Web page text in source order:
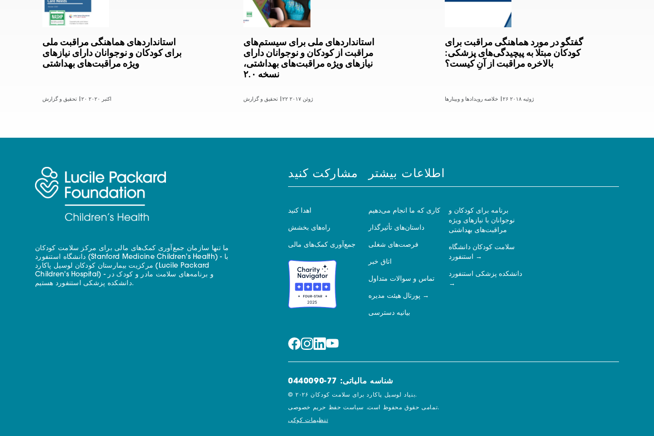
استانداردهای هماهنگی مراقبت ملی
برای کودکان و نوجوانان دارای نیازهای
ویژه مراقبت‌های بهداشتی
۲۰ اکتبر ۲۰۲۰
استانداردهای ملی برای سیستم‌های
مراقبت از کودکان و نوجوانان دارای
نیازهای ویژه مراقبت‌های بهداشتی،
نسخه ۲.۰
تحقیق و گزارش | ۲۲ ژوئن ۲۰۱۷
گفتگو در مورد هماهنگی مراقبت برای
کودکان مبتلا به پیچیدگی‌های پزشکی:
بالاخره مراقبت از آنِ کیست؟
۲۶ ژوئیه ۲۰۱۸
ما تنها سازمان جمع‌آوری کمک‌های مالی برای مرکز سلامت کودکان
دانشگاه استنفورد (Stanford Medicine Children's Health) - با
مرکزیت بیمارستان کودکان لوسیل پاکارد (Lucile Packard
Children's Hospital) - و برنامه‌های سلامت مادر و کودک در
دانشکده پزشکی استنفورد هستیم.
مشارکت کنید
اهدا کنید
راه‌های بخشش
جمع‌آوری کمک‌های مالی
اطلاعات بیشتر
کاری که ما انجام می‌دهیم
داستان‌های تأثیرگذار
فرصت‌های شغلی
اتاق خبر
تماس و سوالات متداول
پورتال هیئت مدیره
بیانیه دسترسی
برنامه برای کودکان و
نوجوانان با نیازهای ویژه
مراقبت‌های بهداشتی
سلامت کودکان دانشگاه
استنفورد
دانشکده پزشکی استنفورد
شناسه مالیاتی: 77-0440090
© ۲۰۲۶ بنیاد لوسیل پاکارد برای سلامت کودکان.
تمامی حقوق محفوظ است.سیاست حفظ حریم خصوصی.
تنظیمات کوکی